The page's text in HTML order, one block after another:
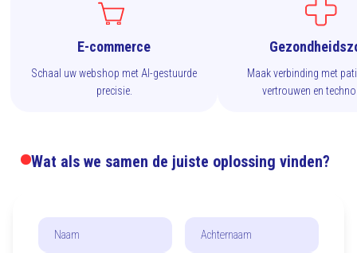
E-commerce
Schaal uw webshop met AI-gestuurde
precisie.
Maak verbinding met
vertrouwen en
Wat als we samen de juiste oplossing vinden?